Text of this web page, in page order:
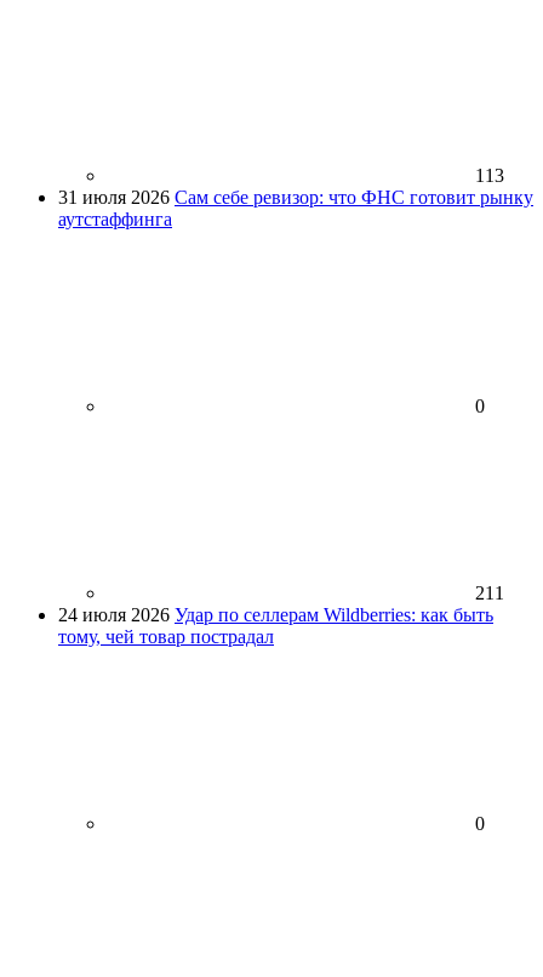
113
31 июля 2026 Сам себе ревизор: что ФНС готовит рынку
аутстаффинга
0
211
24 июля 2026 Удар по селлерам Wildberries: как быть
тому, чей товар пострадал
0